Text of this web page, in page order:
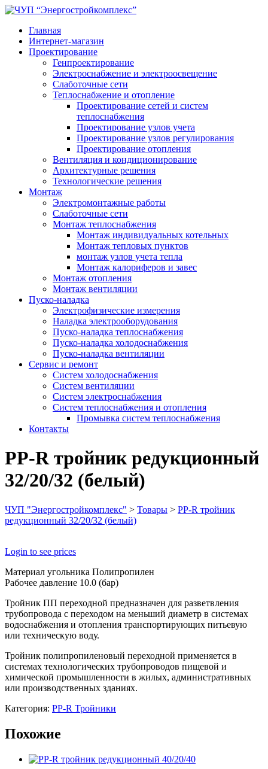
Главная
Интернет-магазин
Проектирование
Генпроектирование
Электроснабжение и электроосвещение
Слаботочные сети
Теплоснабжение и отопление
Проектирование сетей и систем
теплоснабжения
Проектирование узлов учета
Проектирование узлов регулирования
Проектирование отопления
Вентиляция и кондиционирование
Архитектурные решения
Технологические решения
Монтаж
Электромонтажные работы
Слаботочные сети
Монтаж теплоснабжения
Монтаж индивидуальных котельных
Монтаж тепловых пунктов
монтаж узлов учета тепла
Монтаж калориферов и завес
Монтаж отопления
Монтаж вентиляции
Пуско-наладка
Электрофизические измерения
Наладка электрооборудования
Пуско-наладка теплоснабжения
Пуско-наладка холодоснабжения
Пуско-наладка вентиляции
Сервис и ремонт
Систем холодоснабжения
Систем вентиляции
Систем электроснабжения
Систем теплоснабжения и отопления
Промывка систем теплоснабжения
Контакты
PP-R тройник редукционный
32/20/32 (белый)
ЧУП "Энергостройкомплекс" > Товары > PP-R тройник
редукционный 32/20/32 (белый)
Login to see prices
Материал угольника Полипропилен
Рабочее давление 10.0 (бар)
Тройник ПП переходной предназначен для разветвления
трубопровода с переходом на меньший диаметр в системах
водоснабжения и отопления транспортирующих питьевую
или техническую воду.
Тройник полипропиленовый переходной применяется в
системах технологических трубопроводов пищевой и
химической промышленности в жилых, административных
или производственных зданиях.
Категория: PP-R Тройники
Похожие